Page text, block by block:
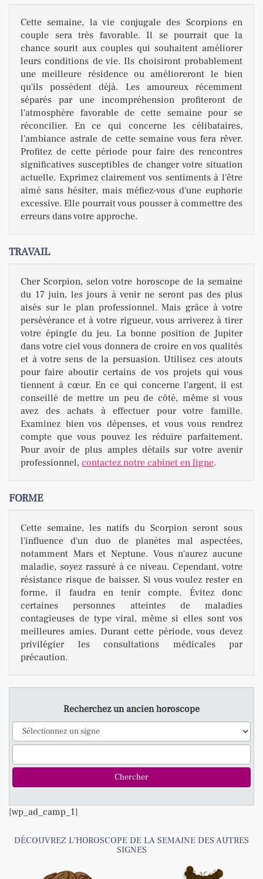
Cette semaine, la vie conjugale des Scorpions en
couple sera très favorable. Il se pourrait que la
chance sourit aux couples qui souhaitent améliorer
leurs conditions de vie. Ils choisiront probablement
une meilleure résidence ou amélioreront le bien
qu'ils possèdent déjà. Les amoureux récemment
séparés par une incompréhension profiteront de
l'atmosphère favorable de cette semaine pour se
réconcilier. En ce qui concerne les célibataires,
l'ambiance astrale de cette semaine vous fera rêver.
Profitez de cette période pour faire des rencontres
significatives susceptibles de changer votre situation
actuelle. Exprimez clairement vos sentiments à l'être
aimé sans hésiter, mais méfiez-vous d'une euphorie
excessive. Elle pourrait vous pousser à commettre des
erreurs dans votre approche.
TRAVAIL
Cher Scorpion, selon votre horoscope de la semaine
du 17 juin, les jours à venir ne seront pas des plus
aisés sur le plan professionnel. Mais grâce à votre
persévérance et à votre rigueur, vous arriverez à tirer
votre épingle du jeu. La bonne position de Jupiter
dans votre ciel vous donnera de croire en vos qualités
et à votre sens de la persuasion. Utilisez ces atouts
pour faire aboutir certains de vos projets qui vous
tiennent à cœur. En ce qui concerne l'argent, il est
conseillé de mettre un peu de côté, même si vous
avez des achats à effectuer pour votre famille.
Examinez bien vos dépenses, et vous vous rendrez
compte que vous pouvez les réduire parfaitement.
Pour avoir de plus amples détails sur votre avenir
professionnel, contactez notre cabinet en ligne.
FORME
Cette semaine, les natifs du Scorpion seront sous
l'influence d'un duo de planètes mal aspectées,
notamment Mars et Neptune. Vous n'aurez aucune
maladie, soyez rassuré à ce niveau. Cependant, votre
résistance risque de baisser. Si vous voulez rester en
forme, il faudra en tenir compte. Évitez donc
certaines personnes atteintes de maladies
contagieuses de type viral, même si elles sont vos
meilleures amies. Durant cette période, vous devez
privilégier les consultations médicales par
précaution.
Recherchez un ancien horoscope
[wp_ad_camp_1]
DÉCOUVREZ L’HOROSCOPE DE LA SEMAINE DES AUTRES
SIGNES